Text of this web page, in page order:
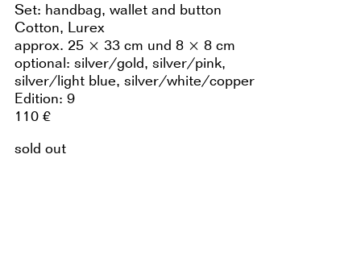
Set: handbag, wallet and button
Cotton, Lurex
approx. 25 × 33 cm und 8 × 8 cm
optional: silver/gold, silver/pink,
silver/light blue, silver/white/copper
Edition: 9
110 €
sold out